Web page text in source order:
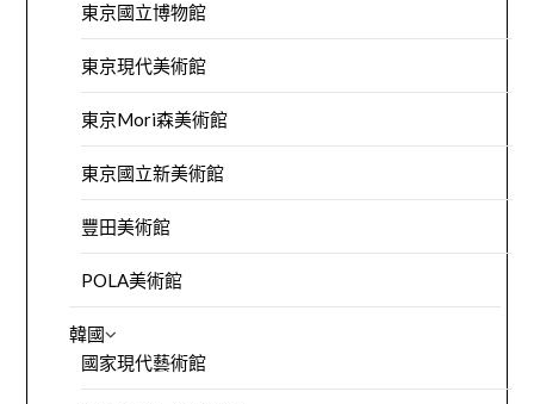
東京國立博物館
東京現代美術館
東京Mori森美術館
東京國立新美術館
豐田美術館
POLA美術館
韓國
國家現代藝術館